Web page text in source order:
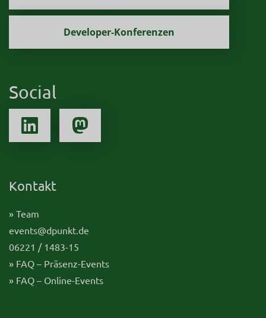
Developer-Konferenzen
Social
Kontakt
» Team
events@dpunkt.de
06221 / 1483-15
» FAQ – Präsenz-Events
» FAQ – Online-Events